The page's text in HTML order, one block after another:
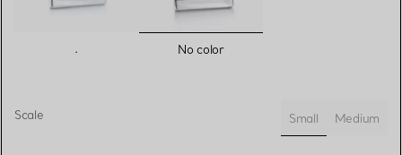
. ausgewählt
No color
Scale
Small
ausgewählt
Medium